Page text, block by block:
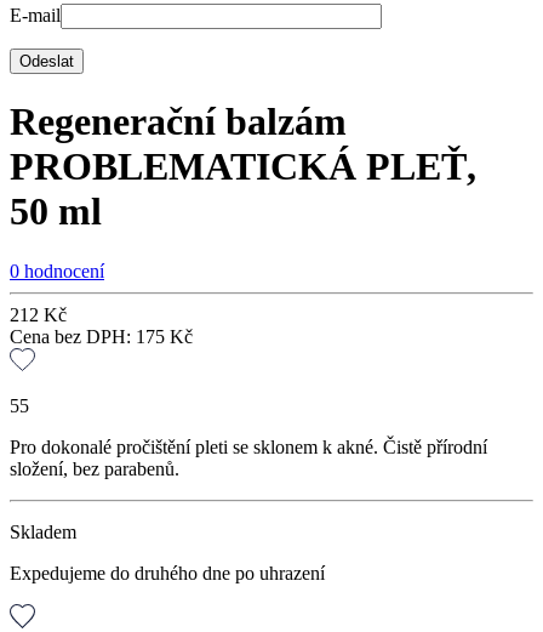
E-mail
Regenerační balzám
PROBLEMATICKÁ PLEŤ,
50 ml
0 hodnocení
212 Kč
Cena bez DPH: 175 Kč
55
Pro dokonalé pročištění pleti se sklonem k akné. Čistě přírodní
složení, bez parabenů.
Skladem
Expedujeme do druhého dne po uhrazení